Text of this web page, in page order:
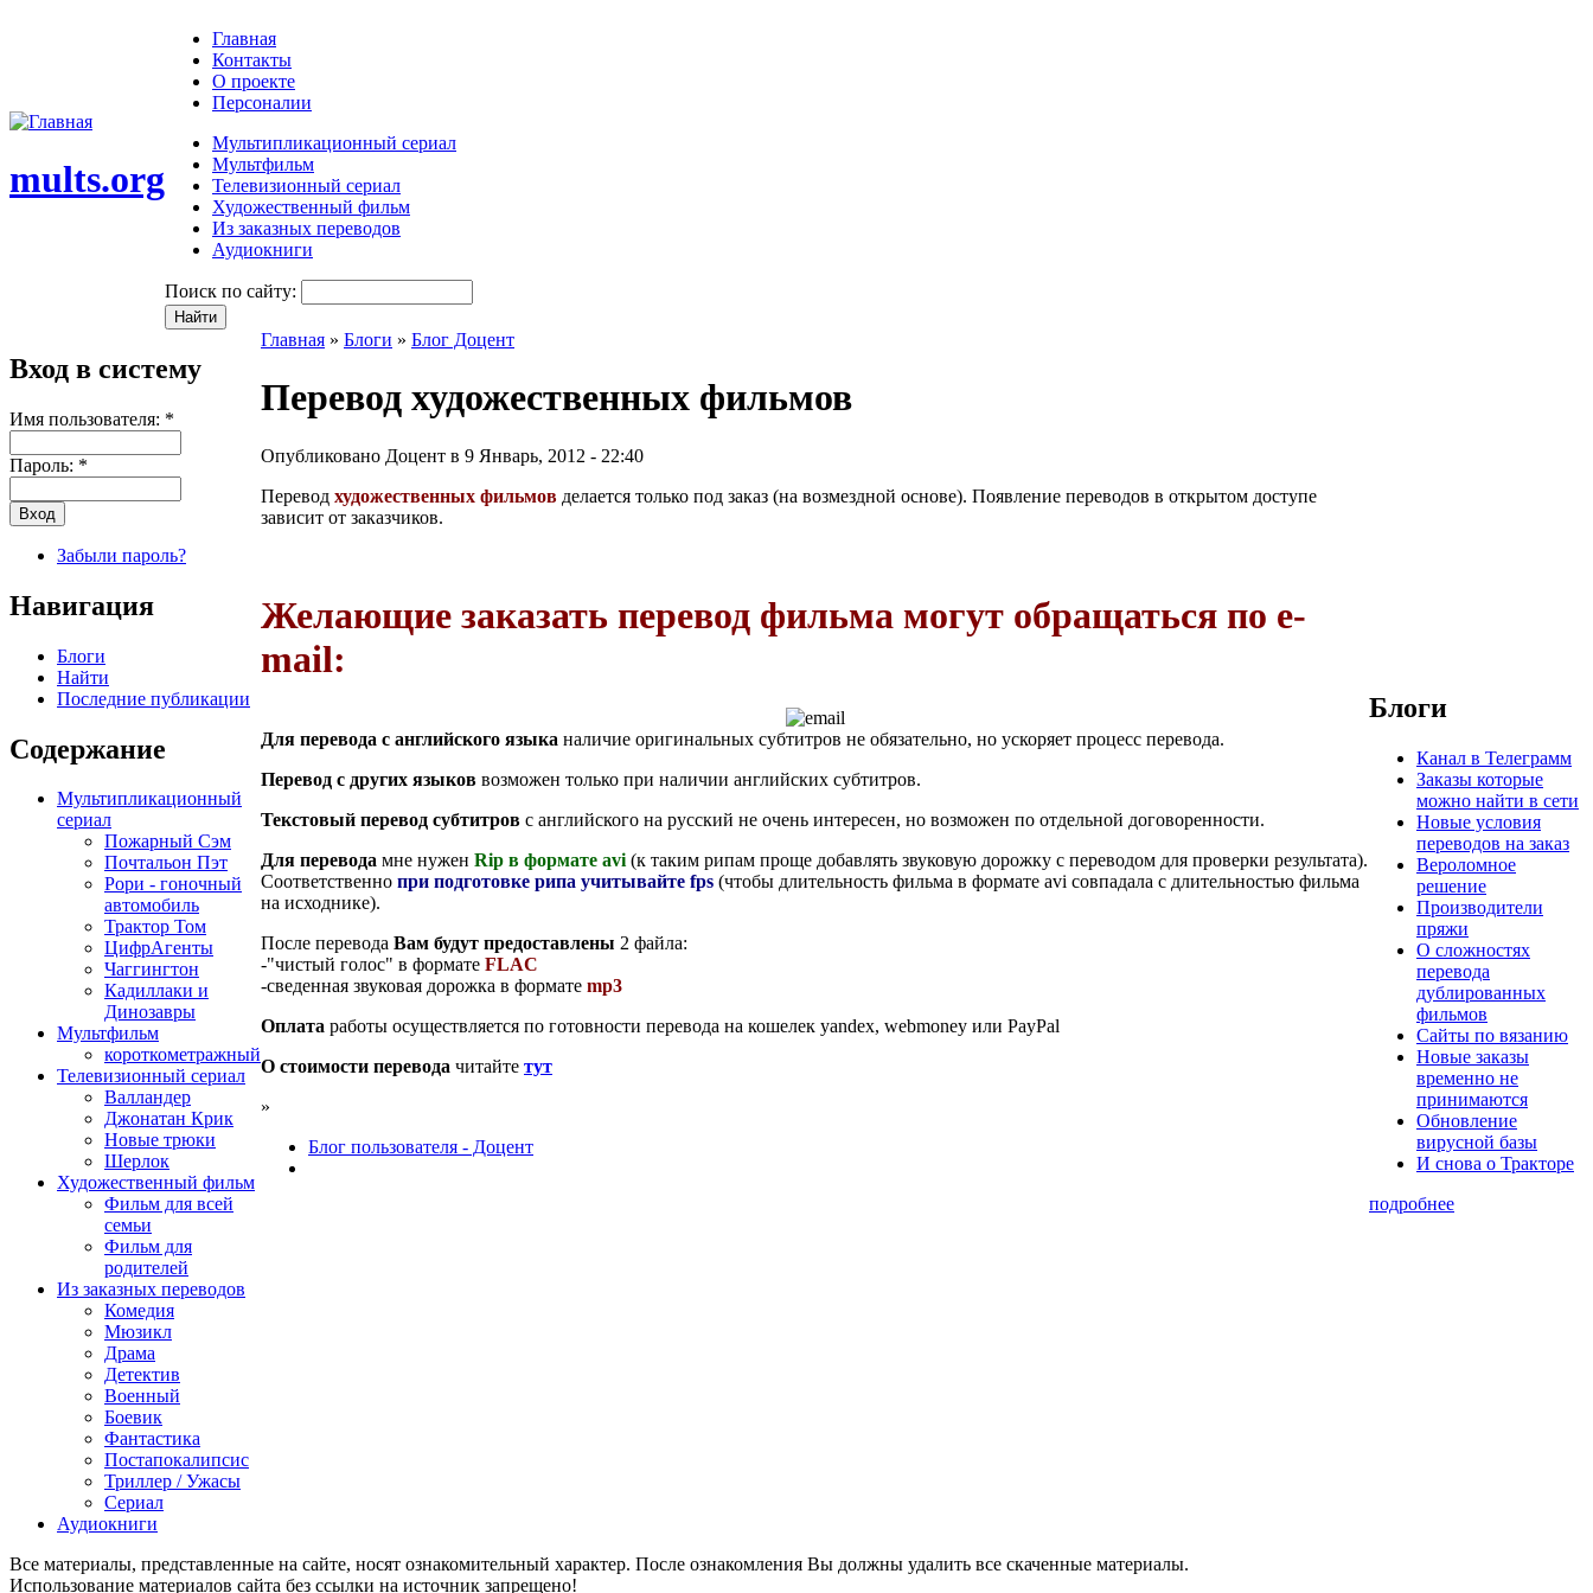
mults.org
Главная
Контакты
О проекте
Персоналии
Мультипликационный сериал
Мультфильм
Телевизионный сериал
Художественный фильм
Из заказных переводов
Аудиокниги
Поиск по сайту:
Вход в систему
Имя пользователя: *
Пароль: *
Забыли пароль?
Навигация
Блоги
Найти
Последние публикации
Содержание
Мультипликационный
сериал
Пожарный Сэм
Почтальон Пэт
Рори - гоночный
автомобиль
Трактор Том
ЦифрАгенты
Чаггингтон
Кадиллаки и
Динозавры
Мультфильм
короткометражный
Телевизионный сериал
Валландер
Джонатан Крик
Новые трюки
Шерлок
Художественный фильм
Фильм для всей
семьи
Фильм для
родителей
Из заказных переводов
Комедия
Мюзикл
Драма
Детектив
Военный
Боевик
Фантастика
Постапокалипсис
Триллер / Ужасы
Сериал
Аудиокниги
Главная » Блоги » Блог Доцент
Перевод художественных фильмов
Опубликовано Доцент в 9 Январь, 2012 - 22:40
Перевод художественных фильмов делается только под заказ (на возмездной основе). Появление переводов в открытом доступе
зависит от заказчиков.
Желающие заказать перевод фильма могут обращаться по e-
mail:
Для перевода с английского языка наличие оригинальных субтитров не обязательно, но ускоряет процесс перевода.
Перевод с других языков возможен только при наличии английских субтитров.
Текстовый перевод субтитров с английского на русский не очень интересен, но возможен по отдельной договоренности.
Для перевода мне нужен Rip в формате avi (к таким рипам проще добавлять звуковую дорожку с переводом для проверки результата).
Соответственно при подготовке рипа учитывайте fps (чтобы длительность фильма в формате avi совпадала с длительностью фильма
на исходнике).
После перевода Вам будут предоставлены 2 файла:
-"чистый голос" в формате FLAC
-сведенная звуковая дорожка в формате mp3
Оплата работы осуществляется по готовности перевода на кошелек yandex, webmoney или PayPal
О стоимости перевода читайте тут
»
Блог пользователя - Доцент
Блоги
Канал в Телеграмм
Заказы которые
можно найти в сети
Новые условия
переводов на заказ
Вероломное
решение
Производители
пряжи
О сложностях
перевода
дублированных
фильмов
Сайты по вязанию
Новые заказы
временно не
принимаются
Обновление
вирусной базы
И снова о Тракторе
подробнее
Все материалы, представленные на сайте, носят ознакомительный характер. После ознакомления Вы должны удалить все скаченные материалы.
Использование материалов сайта без ссылки на источник запрещено!